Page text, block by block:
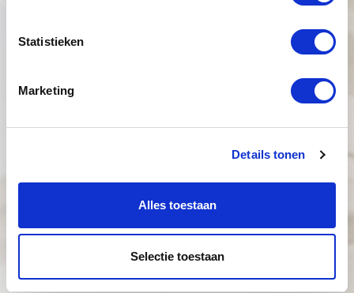
Statistieken
Marketing
Details tonen
Alles toestaan
Selectie toestaan